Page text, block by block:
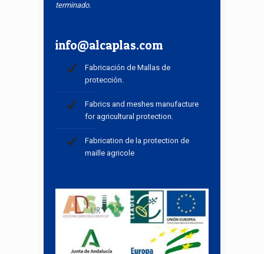
terminado.
info@alcaplas.com
Fabricación de Mallas de
protección.
Fabrics and meshes manufacture
for agricultural protection.
Fabrication de la protection de
maille agricole